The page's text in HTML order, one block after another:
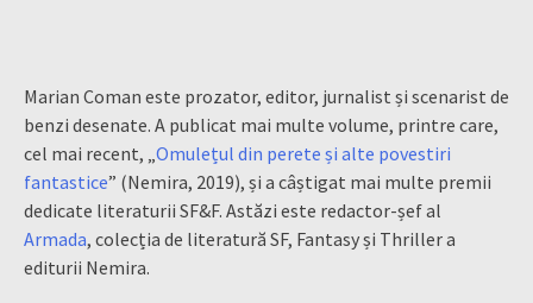
Marian Coman este prozator, editor, jurnalist și scenarist de
benzi desenate. A publicat mai multe volume, printre care,
cel mai recent, „ Omulețul din perete și alte povestiri
fantastice” (Nemira, 2019), și a câștigat mai multe premii
dedicate literaturii SF&F. Astăzi este redactor-șef al
Armada, colecția de literatură SF, Fantasy și Thriller a
editurii Nemira.